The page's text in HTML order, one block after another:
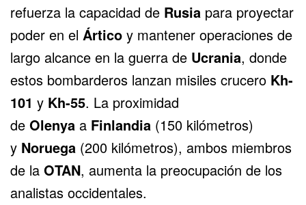
refuerza la capacidad de Rusia para proyectar
poder en el Ártico y mantener operaciones de
largo alcance en la guerra de Ucrania, donde
estos bombarderos lanzan misiles crucero Kh-
101 y Kh-55. La proximidad
de Olenya a Finlandia (150 kilómetros)
y Noruega (200 kilómetros), ambos miembros
de la OTAN, aumenta la preocupación de los
analistas occidentales.